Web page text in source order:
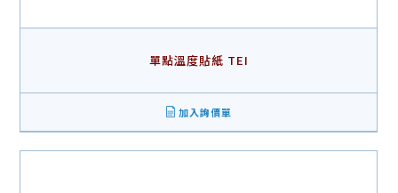
單點溫度貼紙 TEI
加入詢價單